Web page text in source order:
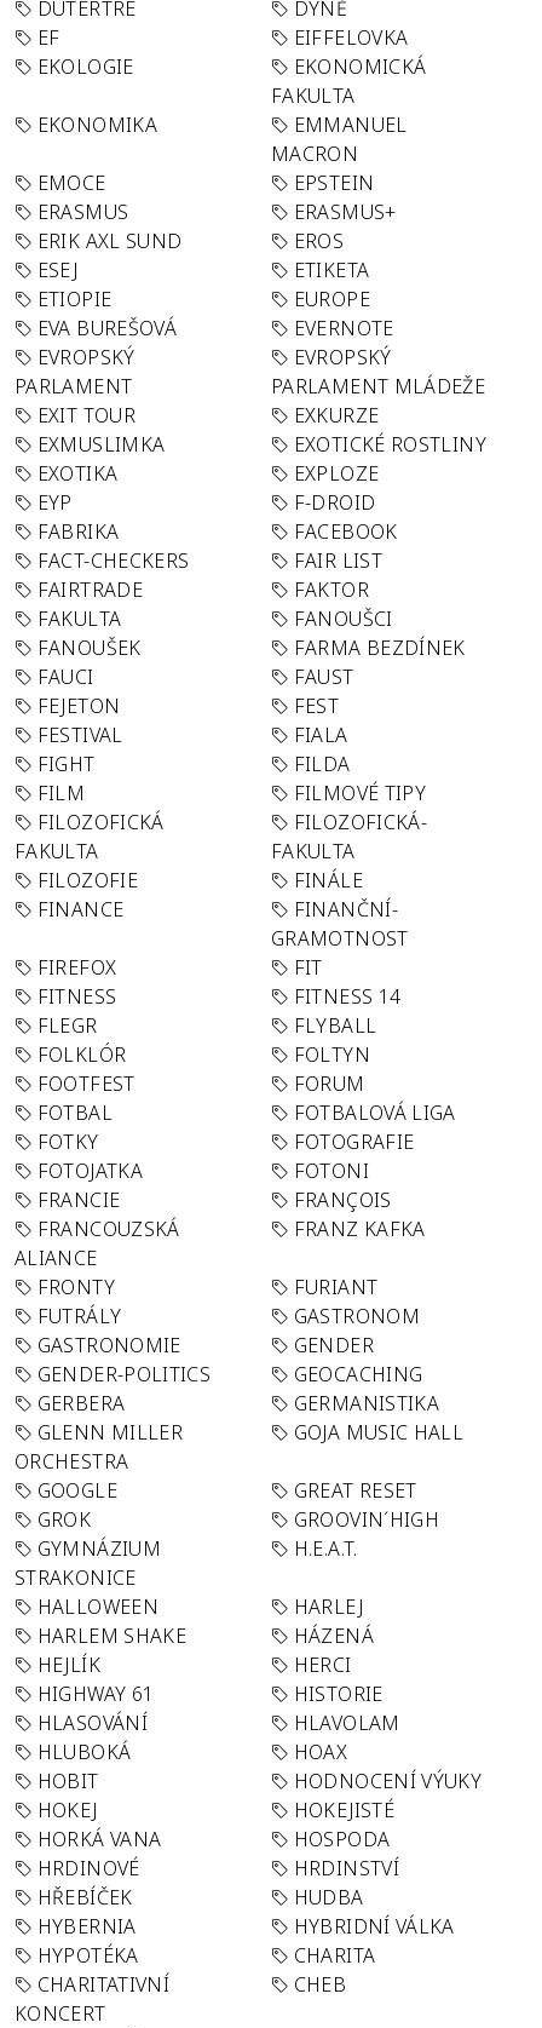
DUTERTRE
DÝNĚ
EF
EIFFELOVKA
EKOLOGIE
EKONOMICKÁ
FAKULTA
EKONOMIKA
EMMANUEL
MACRON
EMOCE
EPSTEIN
ERASMUS
ERASMUS+
ERIK AXL SUND
EROS
ESEJ
ETIKETA
ETIOPIE
EUROPE
EVA BUREŠOVÁ
EVERNOTE
EVROPSKÝ
PARLAMENT
EVROPSKÝ
PARLAMENT MLÁDEŽE
EXIT TOUR
EXKURZE
EXMUSLIMKA
EXOTICKÉ ROSTLINY
EXOTIKA
EXPLOZE
EYP
F-DROID
FABRIKA
FACEBOOK
FACT-CHECKERS
FAIR LIST
FAIRTRADE
FAKTOR
FAKULTA
FANOUŠCI
FANOUŠEK
FARMA BEZDÍNEK
FAUCI
FAUST
FEJETON
FEST
FESTIVAL
FIALA
FIGHT
FILDA
FILM
FILMOVÉ TIPY
FILOZOFICKÁ
FAKULTA
FILOZOFICKÁ-
FAKULTA
FILOZOFIE
FINÁLE
FINANCE
FINANČNÍ-
GRAMOTNOST
FIREFOX
FIT
FITNESS
FITNESS 14
FLEGR
FLYBALL
FOLKLÓR
FOLTYN
FOOTFEST
FORUM
FOTBAL
FOTBALOVÁ LIGA
FOTKY
FOTOGRAFIE
FOTOJATKA
FOTONI
FRANCIE
FRANÇOIS
FRANCOUZSKÁ
ALIANCE
FRANZ KAFKA
FRONTY
FURIANT
FUTRÁLY
GASTRONOM
GASTRONOMIE
GENDER
GENDER-POLITICS
GEOCACHING
GERBERA
GERMANISTIKA
GLENN MILLER
ORCHESTRA
GOJA MUSIC HALL
GOOGLE
GREAT RESET
GROK
GROOVIN´HIGH
GYMNÁZIUM
STRAKONICE
H.E.A.T.
HALLOWEEN
HARLEJ
HARLEM SHAKE
HÁZENÁ
HEJLÍK
HERCI
HIGHWAY 61
HISTORIE
HLASOVÁNÍ
HLAVOLAM
HLUBOKÁ
HOAX
HOBIT
HODNOCENÍ VÝUKY
HOKEJ
HOKEJISTÉ
HORKÁ VANA
HOSPODA
HRDINOVÉ
HRDINSTVÍ
HŘEBÍČEK
HUDBA
HYBERNIA
HYBRIDNÍ VÁLKA
HYPOTÉKA
CHARITA
CHARITATIVNÍ
KONCERT
CHEB